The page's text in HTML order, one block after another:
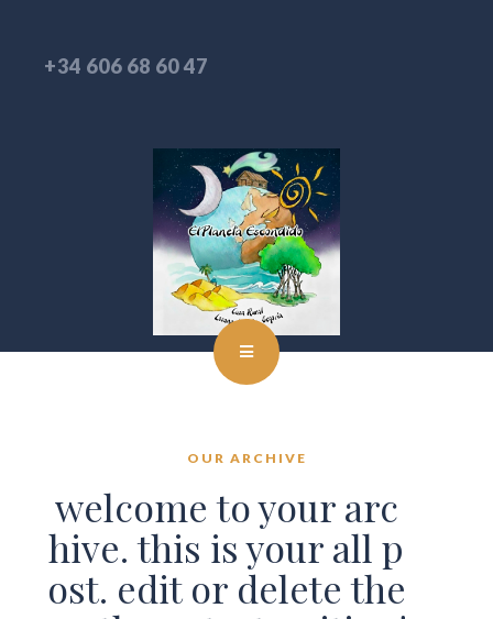
+34 606 68 60 47
OUR ARCHIVE
welcome to your arc
hive. this is your all p
ost. edit or delete the